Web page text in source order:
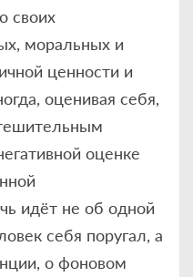
своих
моральных и
ценности и
оценивая себя,
оценке
идёт не об одной
себя поругал, а
о фоновом